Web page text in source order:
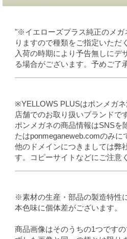
"※イエローズプラス純正のメガ
りますので種類をご指定いただ
入荷の時期により予告無しにデ
る場合がございます。予めご了
※YELLOWS PLUSはポンメガ
店舗でのお取り扱いブランドです
ポンメガネの商品情報はSNSを
たはponmeganeweb.comのみに
他のドメインにつきましては弊
す。コピーサイトなどにご注意
※素材の生産・部品の製造特性
本色味に個体差がございます。
商品画像はそのうちの1つです